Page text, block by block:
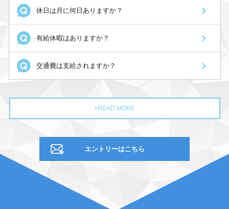
休日は月に何日ありますか？
有給休暇はありますか？
交通費は支給されますか？
+READ MORE
エントリーはこちら